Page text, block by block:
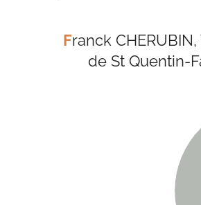
Franck
de St Quentin-